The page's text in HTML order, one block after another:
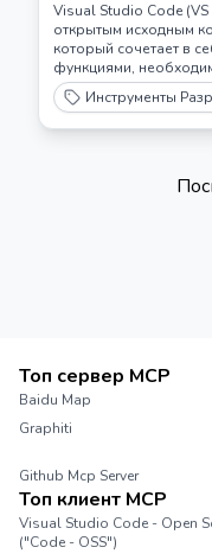
Visual Studio Code
открытым исходным
который сочетает в
функциями,
редактирования-
Инструменты
Топ сервер MCP
Baidu Map
Graphiti
Github Mcp Server
Топ клиент MCP
Visual Studio Code - Open
("Code - OSS")